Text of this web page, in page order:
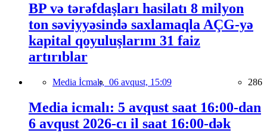
BP və tərəfdaşları hasilatı 8 milyon
ton səviyyəsində saxlamaqla AÇG-yə
kapital qoyuluşlarını 31 faiz
artırıblar
Media İcmalı, 06 avqust, 15:09 286
Media icmalı: 5 avqust saat 16:00-dan
6 avqust 2026-cı il saat 16:00-dək